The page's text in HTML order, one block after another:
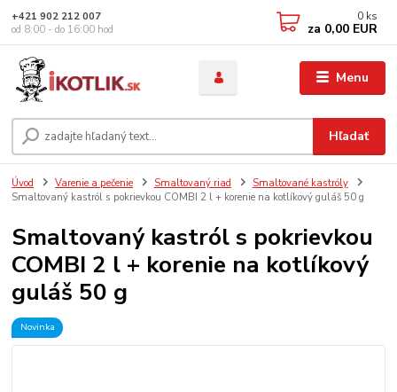
Menu
Hľadať
+421 902 212 007
od 8:00 - do 16:00 hod
0 ks
za 0,00 EUR
Úvod Varenie a pečenie Smaltovaný riad
Smaltované kastróly
Smaltovaný kastról s pokrievkou COMBI 2 l + korenie na kotlíkový guláš 50 g
Smaltovaný kastról s pokrievkou
COMBI 2 l + korenie na kotlíkový
guláš 50 g
Novinka